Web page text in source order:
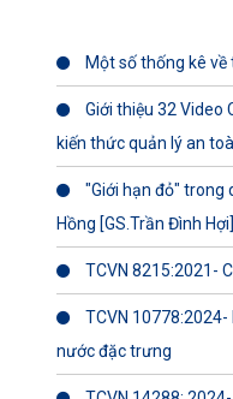
Một số thống kê
Giới thiệu 32 Video
kiến thức quản lý an
"Giới hạn đỏ" trong
Hồng [GS.Trần Đình Hợi]
TCVN 8215:2021-
TCVN
nước đặc trưng